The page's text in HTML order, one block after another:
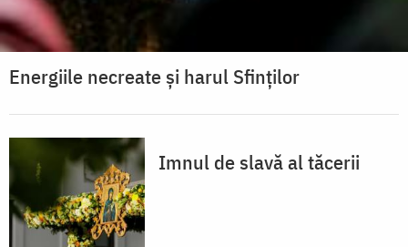
Energiile necreate și harul Sfinților
Imnul de slavă al tăcerii